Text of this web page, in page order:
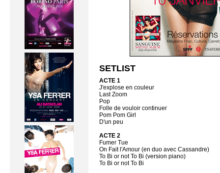
SETLIST
ACTE 1
J'explose en couleur
Last Zoom
Pop
Folle de vouloir continuer
Pom Pom Girl
D'un peu
ACTE 2
Fumer Tue
On Fait l'Amour (en duo avec Cassandre)
To Bi or not To Bi (version piano)
To Bi or not To Bi